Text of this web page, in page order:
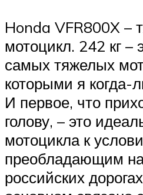
Honda VFR800X –
мотоцикл. 242 кг –
самых тяжелых
которыми я когда-
И первое, что
голову, – это
мотоцикла к
преобладающим
российских